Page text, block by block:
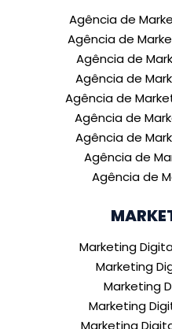
Agência de
Agência de
Agência de
Agência de
Agência de
Agência de
Agência de
Agência de
Agência de
Marketing
Marketing
Marketing
Marketing
Marketing